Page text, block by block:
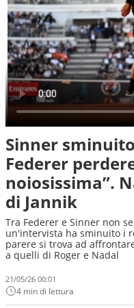
Sinner
Federer
noiosissima”.
di Jannik
Tra Federer e Sinner non
un'intervista ha sminuito i
parere si trova ad
a quelli di Roger e Nadal
21/05/26 00:01
4 min di lettura